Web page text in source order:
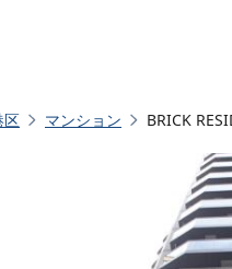
区 マンション BRICK